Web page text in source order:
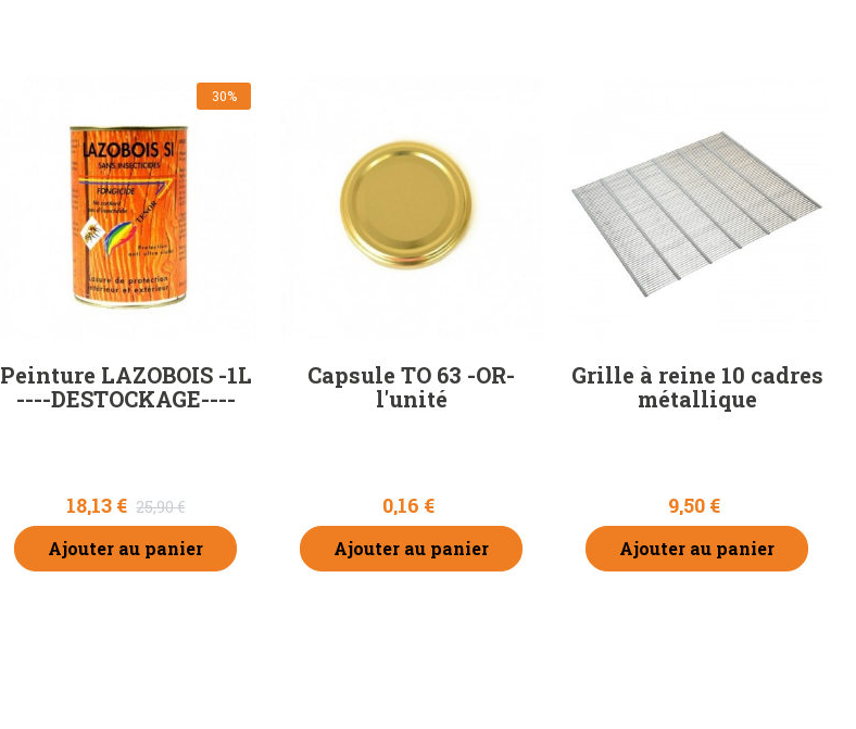
30%
Peinture LAZOBOIS -1L
----DESTOCKAGE----
18,13 € 25,90 €
Ajouter au panier
Capsule TO 63 -OR-
l'unité
0,16 €
Ajouter au panier
Grille à reine 10 cadres
métallique
9,50 €
Ajouter au panier